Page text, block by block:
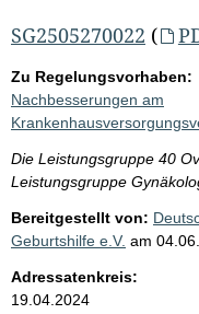
SG2505270022 (
Zu Regelungsvorhaben:
Nachbesserungen am
Die Leistungsgruppe 40
Leistungsgruppe
Bereitgestellt von:
Geburtshilfe e.V. am
Adressatenkreis:
19.04.2024